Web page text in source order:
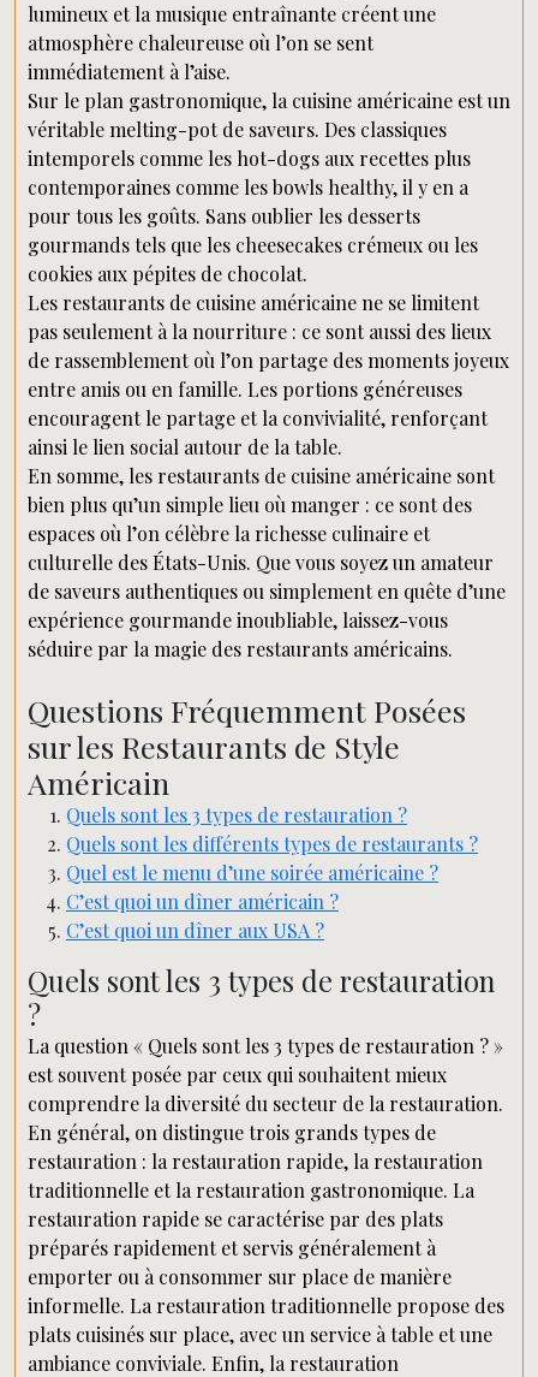
lumineux et la musique entraînante créent une
atmosphère chaleureuse où l’on se sent
immédiatement à l’aise.
Sur le plan gastronomique, la cuisine américaine est un
véritable melting-pot de saveurs. Des classiques
intemporels comme les hot-dogs aux recettes plus
contemporaines comme les bowls healthy, il y en a
pour tous les goûts. Sans oublier les desserts
gourmands tels que les cheesecakes crémeux ou les
cookies aux pépites de chocolat.
Les restaurants de cuisine américaine ne se limitent
pas seulement à la nourriture : ce sont aussi des lieux
de rassemblement où l’on partage des moments joyeux
entre amis ou en famille. Les portions généreuses
encouragent le partage et la convivialité, renforçant
ainsi le lien social autour de la table.
En somme, les restaurants de cuisine américaine sont
bien plus qu’un simple lieu où manger : ce sont des
espaces où l’on célèbre la richesse culinaire et
culturelle des États-Unis. Que vous soyez un amateur
de saveurs authentiques ou simplement en quête d’une
expérience gourmande inoubliable, laissez-vous
séduire par la magie des restaurants américains.
Questions Fréquemment Posées
sur les Restaurants de Style
Américain
Quels sont les 3 types de restauration ?
Quels sont les différents types de restaurants ?
Quel est le menu d’une soirée américaine ?
C’est quoi un dîner américain ?
C’est quoi un dîner aux USA ?
Quels sont les 3 types de restauration
?
La question « Quels sont les 3 types de restauration ? »
est souvent posée par ceux qui souhaitent mieux
comprendre la diversité du secteur de la restauration.
En général, on distingue trois grands types de
restauration : la restauration rapide, la restauration
traditionnelle et la restauration gastronomique. La
restauration rapide se caractérise par des plats
préparés rapidement et servis généralement à
emporter ou à consommer sur place de manière
informelle. La restauration traditionnelle propose des
plats cuisinés sur place, avec un service à table et une
ambiance conviviale. Enfin, la restauration